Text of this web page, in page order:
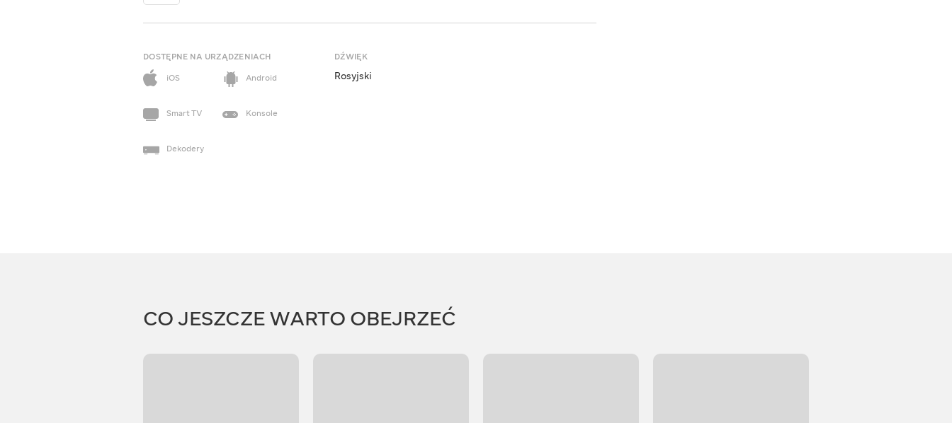
DOSTĘPNE NA URZĄDZENIACH
iOS
Android
Smart TV Konsole
Dekodery
DŹWIĘK
Rosyjski
CO JESZCZE WARTO OBEJRZEĆ